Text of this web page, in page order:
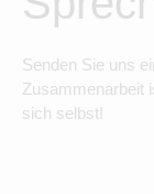
Senden Sie uns
Zusammenarbeit
sich selbst!